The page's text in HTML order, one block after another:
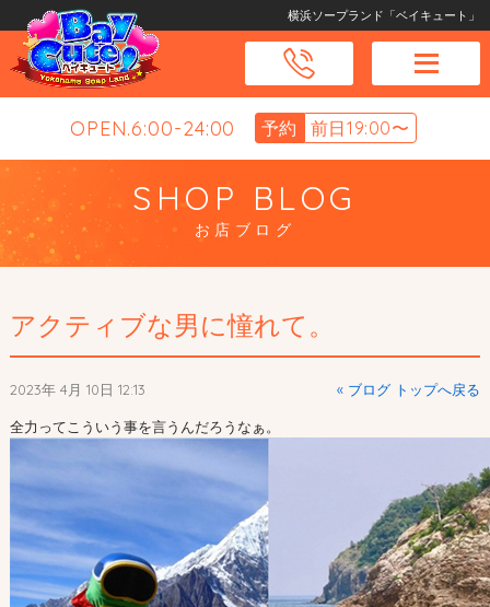
横浜ソープランド「ベイキュート」
OPEN.6:00-24:00 予約 前日19:00〜
SHOP BLOG
お店ブログ
アクティブな男に憧れて。
2023年 4月 10日 12:13 « ブログ トップへ戻る
全力ってこういう事を言うんだろうなぁ。